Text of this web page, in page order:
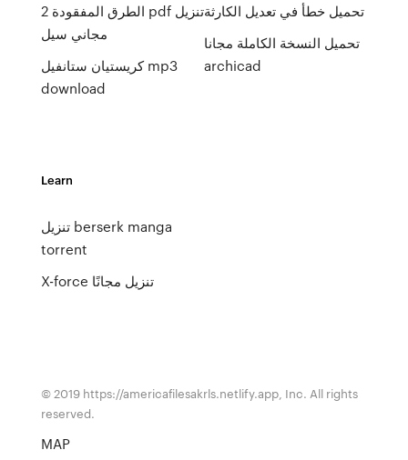
الطرق المفقودة 2 pdf تنزيل
مجاني سيل
كريستيان ستانفيل mp3
download
تحميل خطأ في تعديل الكارثة
تحميل النسخة الكاملة مجانا
archicad
Learn
تنزيل berserk manga
torrent
X-force تنزيل مجانًا
© 2019 https://americafilesakrls.netlify.app, Inc. All rights
reserved.
MAP